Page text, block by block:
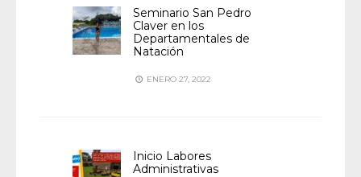
Seminario San Pedro
Claver en los
Departamentales de
Natación
ENERO 27, 2022
Inicio Labores
Administrativas